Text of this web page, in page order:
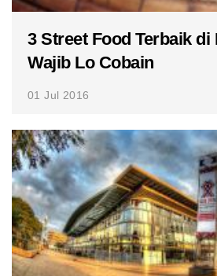
3 Street Food Terbaik di
Wajib Lo Cobain
01 Jul 2016